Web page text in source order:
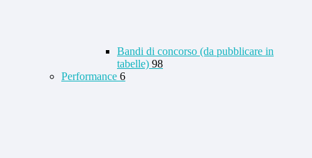
Bandi di concorso (da pubblicare in
tabelle) 98
Performance 6